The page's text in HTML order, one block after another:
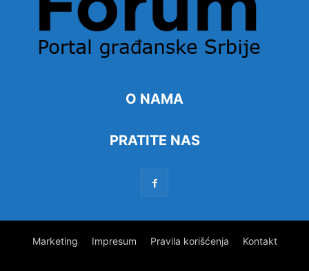
O NAMA
PRATITE NAS
Marketing Impresum Pravila korišćenja Kontakt